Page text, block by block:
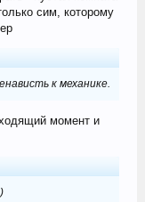
сим, которому
к механике.
момент и